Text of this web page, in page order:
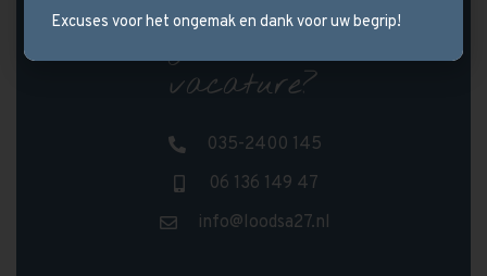
vacature?
035-2400 145
06 136 149 47
info@loodsa27.nl
Excuses voor het ongemak en dank voor uw begrip!